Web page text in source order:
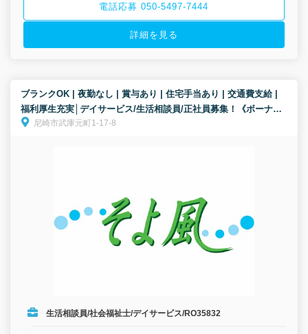
電話応募 050-5497-7444
詳細を見る
ブランクOK | 夜勤なし | 賞与あり | 住宅手当あり | 交通費支給 |
福利厚生充実│デイサービス/生活相談員/正社員募集！《ボーナス
以外の特別報酬、約53万円の支給実績！》
尼崎市武庫元町1-17-8
生活相談員/社会福祉士/デイサービス/RO35832